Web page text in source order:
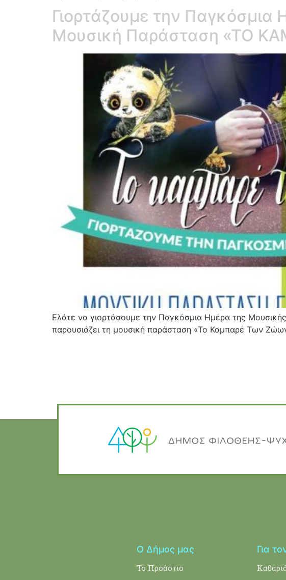
Γιορτάζουμε την
Μουσική Παράσταση «ΤΟ
Ελάτε να γιορτάσουμε την Παγκόσμια Ημέρα της
παρουσιάζει τη μουσική παράσταση «Το Καμπαρέ Των
Ο Δήμος μας
Το Προάστιο
Για